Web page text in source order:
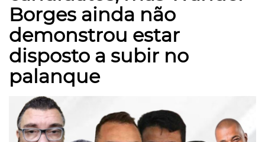
Borges ainda não
demonstrou estar
disposto a subir no
palanque